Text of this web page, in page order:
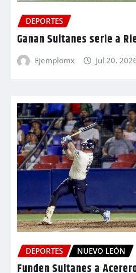
DEPORTES
Ganan Sultanes serie a
Ejemplomx Jul 20,
DEPORTES NUEVO LEÓN
Funden Sultanes a